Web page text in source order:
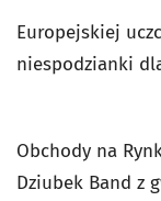
Europejskiej
niespodzianki
Obchody na
Dziubek Band z